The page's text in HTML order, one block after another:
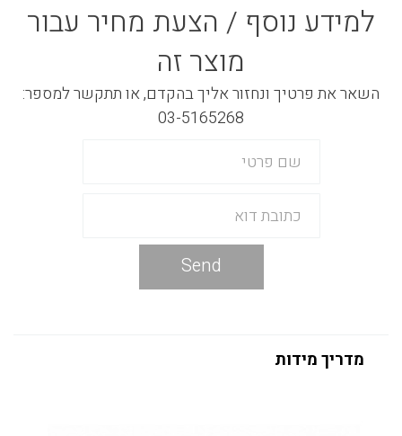
למידע נוסף / הצעת מחיר עבור
מוצר זה
השאר את פרטיך ונחזור אליך בהקדם, או תתקשר למספר:
03-5165268
Send
מדריך מידות